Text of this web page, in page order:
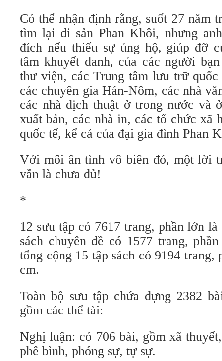
Có thể nhận định rằng, suốt 27 năm
tìm lại di sản Phan Khôi, nhưng
đích nếu thiếu sự ủng hộ, giúp đỡ
tâm khuyết danh, của các người
thư viện, các Trung tâm lưu trữ quốc
các chuyên gia Hán-Nôm, các nhà
các nhà dịch thuật ở trong nước và
xuất bản, các nhà in, các tổ chức xã
quốc tế, kể cả của đại gia đình Phan
Với mối ân tình vô biên đó, một lời
vẫn là chưa đủ!
*
12 sưu tập có 7617 trang, phần lớn
sách chuyên đề có 1577 trang,
tổng cộng 15 tập sách có 9194 trang,
cm.
Toàn bộ sưu tập chứa đựng 2382
gồm các thể tài:
Nghị luận: có 706 bài, gồm xã
phê bình, phóng sự, tự sự.